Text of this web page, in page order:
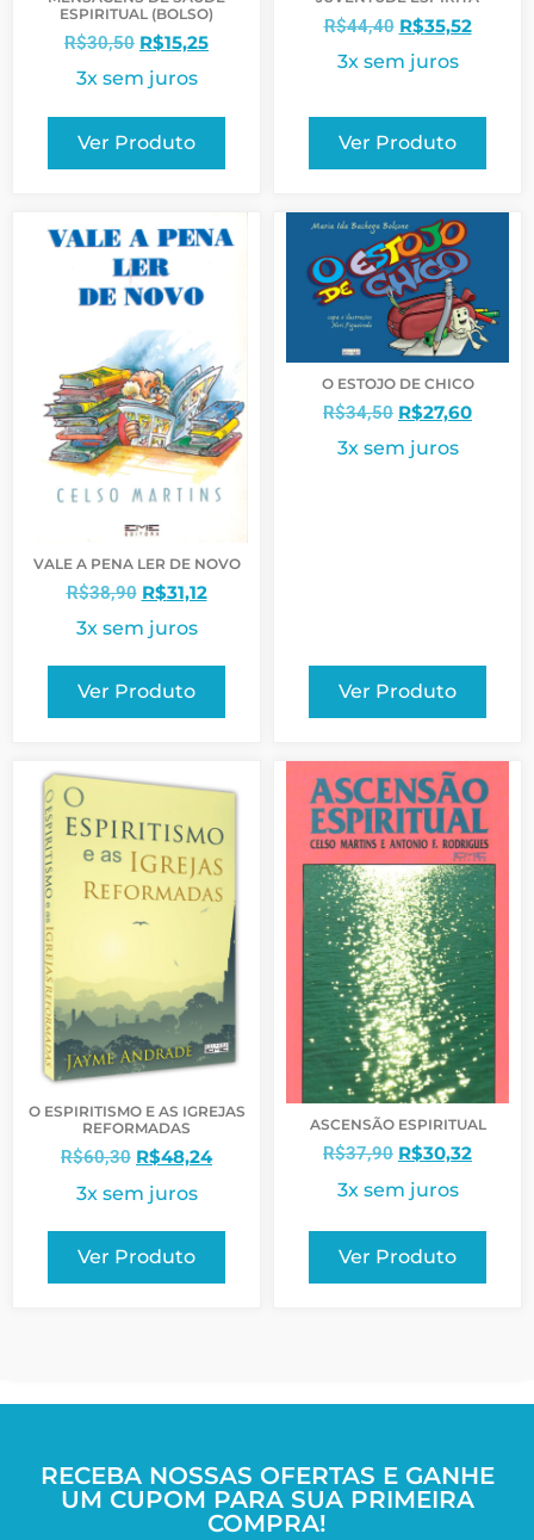
ESPIRITUAL (BOLSO)
R$30,50 R$15,25
3x sem juros
Ver Produto
R$44,40 R$35,52
3x sem juros
Ver Produto
VALE A PENA LER DE NOVO
R$38,90 R$31,12
3x sem juros
Ver Produto
O ESTOJO DE CHICO
R$34,50 R$27,60
3x sem juros
Ver Produto
O ESPIRITISMO E AS IGREJAS
REFORMADAS
R$60,30 R$48,24
3x sem juros
Ver Produto
ASCENSÃO ESPIRITUAL
R$37,90 R$30,32
3x sem juros
Ver Produto
RECEBA NOSSAS OFERTAS E GANHE
UM CUPOM PARA SUA PRIMEIRA
COMPRA!